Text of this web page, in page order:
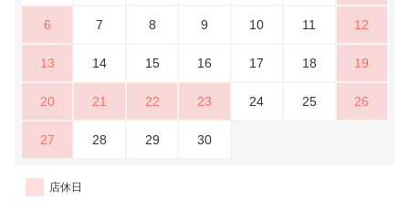
6 7 8 9 10 11 12
13 14 15 16 17 18 19
20 21 22 23 24 25 26
27 28 29 30
店休日